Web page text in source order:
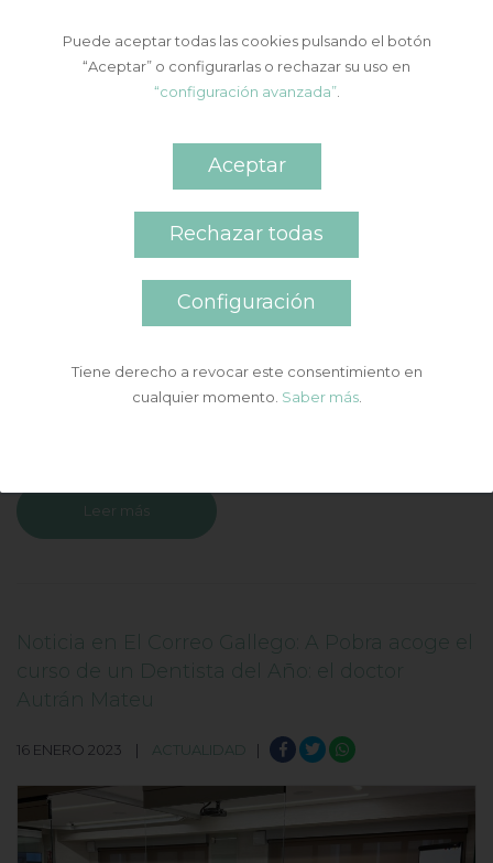
inferior en nuestras instalaciones de A Pobra do Caramiñal.
La ponente instruyó las técnicas de infiltración necesarias
Leer más
Noticia en El Correo Gallego: A Pobra acoge el
curso de un Dentista del Año: el doctor
Autrán Mateu
16 ENERO 2023 | ACTUALIDAD |
Puede aceptar todas las cookies pulsando el botón
“Aceptar” o configurarlas o rechazar su uso en
“configuración avanzada”.
Aceptar
Rechazar todas
Configuración
Tiene derecho a revocar este consentimiento en
cualquier momento. Saber más.